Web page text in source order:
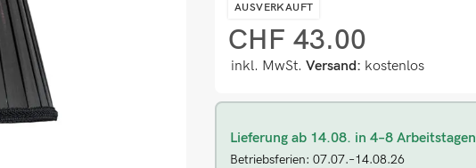
AUSVERKAUFT
CHF 43.00
inkl. MwSt. Versand: kostenlos
Lieferung ab 14.08. in 4–8 Arbeitstagen
Betriebsferien: 07.07.–14.08.26